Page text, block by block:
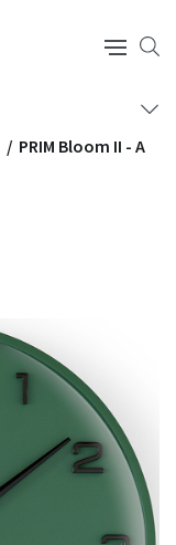
PRIM Bloom II - A